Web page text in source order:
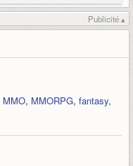
Publicité ▴
MMO, MMORPG, fantasy,